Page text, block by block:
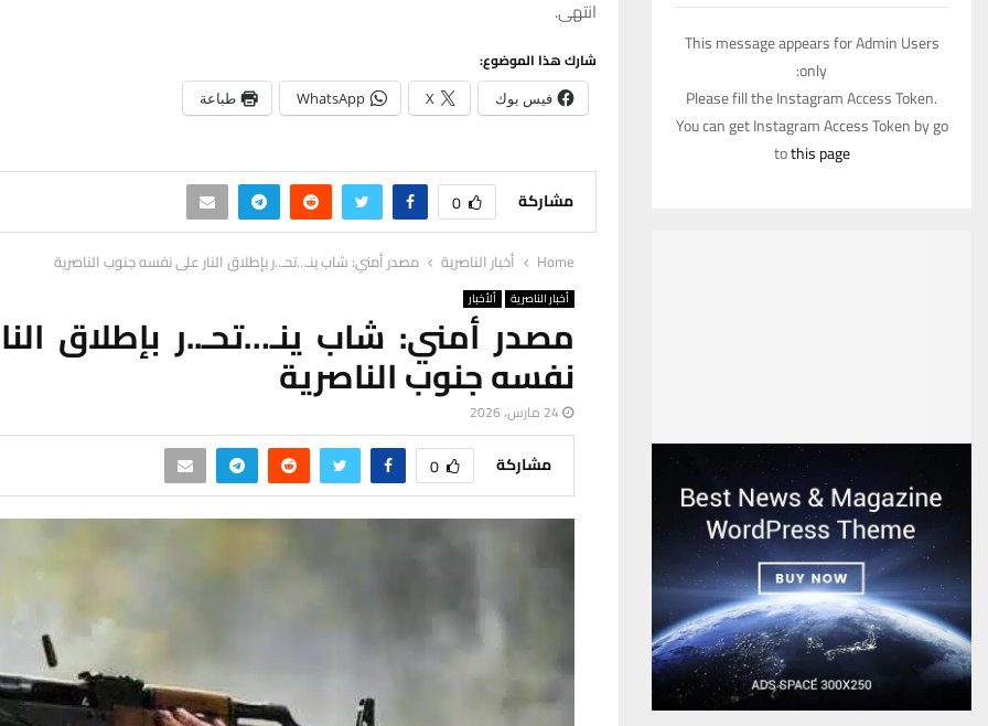
انتهى.
شارك هذا الموضوع:
فيس بوك X
WhatsApp طباعة
مشاركة 0
Home أخبار الناصرية مصدر أمني: شاب ينـ…تحـ..ر بإطلاق النار على نفسه جنوب الناصرية
أخبار الناصرية ألأخبار
مصدر أمني: شاب ينـ…تحـ..ر بإطلاق
نفسه جنوب الناصرية
24 مارس، 2026
مشاركة 0
This message appears for Admin Users
only:
Please fill the Instagram Access Token.
You can get Instagram Access Token by go
tothis page